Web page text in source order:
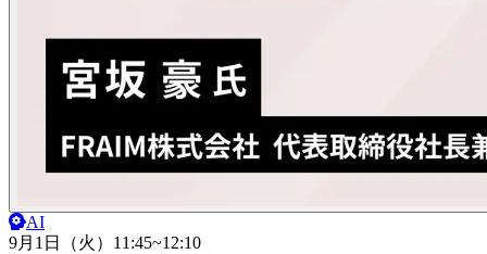
AI
9月1日（火） 11:45~12:10